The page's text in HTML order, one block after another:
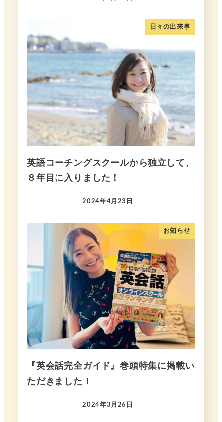
日々の出来事
英語コーチングスクールから独立して、
８年目に入りました！
2024年4月23日
お知らせ
『英会話完全ガイド』巻頭特集に掲載い
ただきました！
2024年3月26日